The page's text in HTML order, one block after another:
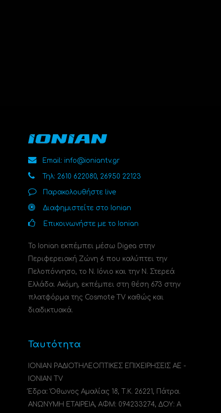
Email: info@ioniantv.gr
Τηλ: 2610 622080, 26950 22123
Παρακολουθήστε live
Διαφημιστείτε στο Ionian
Επικοινωνήστε με το Ionian
Το Ionian εκπέμπει μέσω Digea στην
Περιφερειακή Ζώνη 6 που καλύπτει την
Πελοπόννησο, το N. Ιόνιο και την Ν. Στερεά
Ελλάδα. Ακόμη, εκπέμπει στη θέση 673 στην
πλατφόρμα της Cosmote TV καθώς και
διαδικτυακά.
Ταυτότητα
ΙΟΝΙΑΝ ΡΑΔΙΟΤΗΛΕΟΠΤΙΚΕΣ ΕΠΙΧΕΙΡΗΣΕΙΣ ΑΕ -
IONIAN TV
Έδρα: Όθωνος Αμαλίας 18, Τ.Κ. 26221, Πάτρα.
ΑΝΩΝΥΜΗ ΕΤΑΙΡΕΙΑ, ΑΦΜ: 094233274, ΔΟΥ: A